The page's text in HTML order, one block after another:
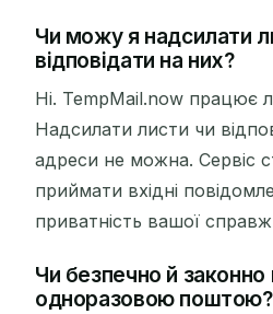
Чи можу я надсилати
відповідати на них?
Ні. TempMail.now працює
Надсилати листи чи
адреси не можна. Сервіс
приймати вхідні
приватність вашої
Чи безпечно й законно
одноразовою поштою?